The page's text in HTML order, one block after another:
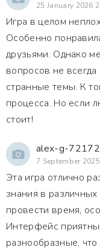
25 January 2026
Игра в целом
Особенно
друзьями. Однако
вопросов не всегда
странные темы. К
процесса. Но если
стоит!
alex-g-72172
7 September
Эта игра отлично
знания в
провести время,
Интерфейс
разнообразные,